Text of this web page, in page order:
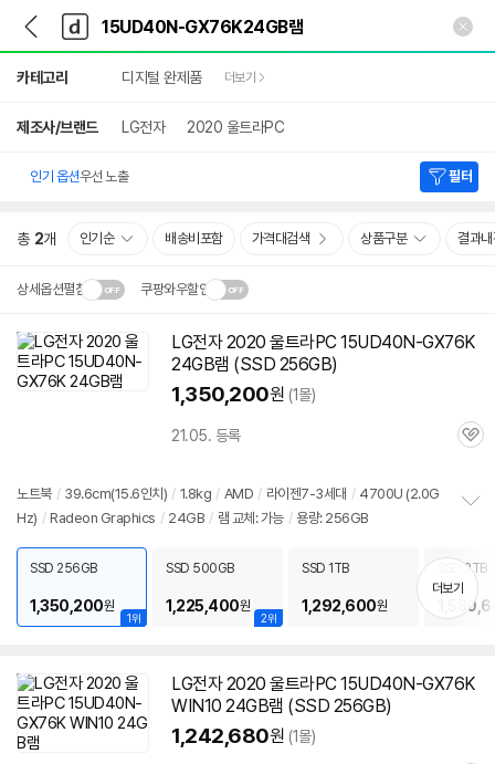
다
나
와
가
기
다
와
메
인
카테고리 디지털 완제품 더보기
제조사/브랜드 LG전자 2020 울트라PC
인기 옵션우선 노출 필터
총 2개 인기순 배송비포함 가격대검색 상품구분 결과
상세옵션펼침 쿠팡와우할인
설치 환경·지역에 따라
배송·설치비가 달라집니다.닫
기
LG전자 2020 울트라PC 15UD40N-GX76K
24GB램 (SSD 256GB)
1,350,200원 (1몰)
21.05. 등록
관
노트북 / 39.6cm(15.6인치) / 1.8kg / AMD / 라이젠7-3세대 / 4700U (2.0G
Hz) / Radeon Graphics / 24GB / 램 교체: 가능 / 용량: 256GB
펼
치
기
1위
SSD 256GB
1,350,200원
2위
SSD 500GB
1,225,400원
SSD 1TB
1,292,600원
SSD 2TB
더보기
LG전자 2020 울트라PC 15UD40N-GX76K
WIN10 24GB램 (SSD 256GB)
1,242,680원 (1몰)